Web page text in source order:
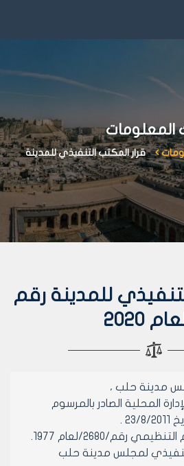
المعلومات
قرار المكتب التنفيذي للمدينة
للمدينة رقم
مدينة حلب ،
المحلية الصادر بالمرسوم
رقم/2680/لعام 1977.
لمجلس مدينة حلب